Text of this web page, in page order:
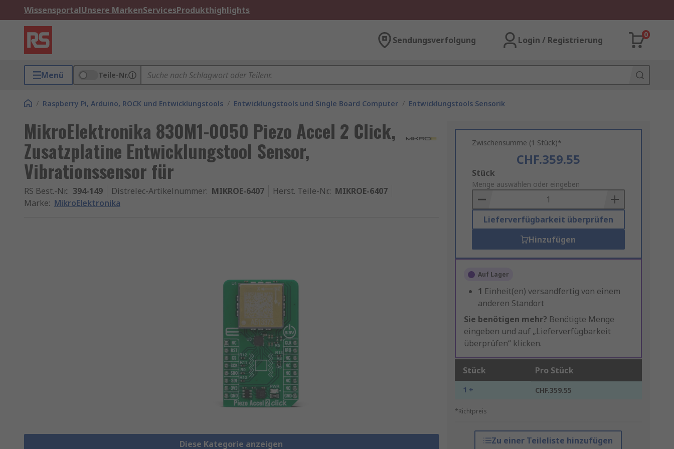
WissensportalUnsere MarkenServicesProdukthighlights
Sendungsverfolgung Login / Registrierung
0
Menü Teile-Nr.
/ Raspberry Pi, Arduino, ROCK und Entwicklungstools / Entwicklungstools und Single Board Computer / Entwicklungstools Sensorik
MikroElektronika 830M1-0050 Piezo Accel 2 Click,
Zusatzplatine Entwicklungstool Sensor,
Vibrationssensor für
RS Best.-Nr.: 394-149 Distrelec-Artikelnummer: MIKROE-6407 Herst. Teile-Nr.: MIKROE-6407
Marke: MikroElektronika
Diese Kategorie anzeigen
Zwischensumme (1 Stück)*
CHF.359.55
Add
to
Basket
Stück
Menge auswählen oder eingeben
Lieferverfügbarkeit überprüfen
Hinzufügen
Auf Lager
1 Einheit(en) versandfertig von einem
anderen Standort
Sie benötigen mehr? Benötigte Menge
eingeben und auf „Lieferverfügbarkeit
überprüfen“ klicken.
Stück Pro Stück
1 + CHF.359.55
*Richtpreis
Zu einer Teileliste hinzufügen